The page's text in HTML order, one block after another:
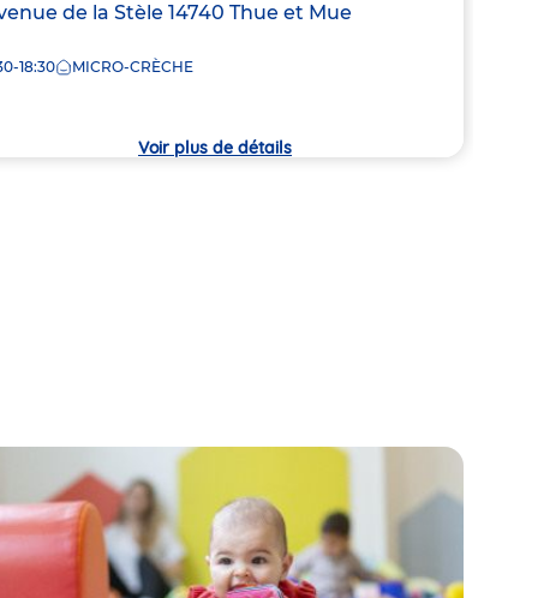
de la Stèle 14740 Thue et Mue
18:30 MICRO-CRÈCHE
Voir plus de détails